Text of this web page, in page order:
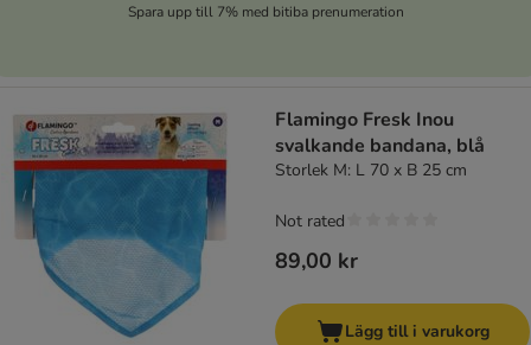
Spara upp till 7% med bitiba prenumeration
Flamingo Fresk Inou
svalkande bandana, blå
Storlek M: L 70 x B 25 cm
89,00 kr
Not rated
Lägg till i varukorg